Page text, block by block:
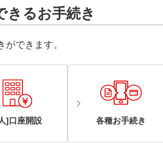
きるお手続き
できます。
]口座開設 各種お手続き